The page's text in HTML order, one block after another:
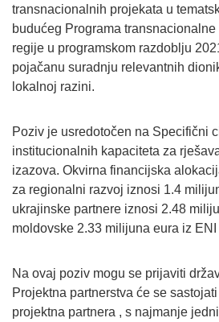
transnacionalnih projekata u
budućeg Programa
regije u programskom razdoblju
pojačanu suradnju relevantnih
lokalnoj razini.
Poziv je usredotočen na Specifični
institucionalnih kapaciteta za
izazova. Okvirna financijska
za regionalni razvoj iznosi 1.4
ukrajinske partnere iznosi 2.48
moldovske 2.33 milijuna eura iz
Na ovaj poziv mogu se prijaviti
Projektna partnerstva će se
projektna partnera , s najmanje